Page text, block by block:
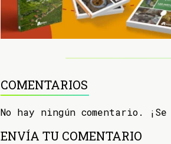
COMENTARIOS
No hay ningún comentario.
ENVÍA TU COMENTARIO